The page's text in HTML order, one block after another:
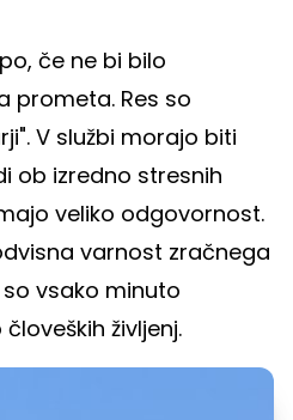
če ne bi bilo
prometa. Res so
V službi morajo biti
ob izredno stresnih
veliko odgovornost.
varnost zračnega
vsako minuto
življenj.